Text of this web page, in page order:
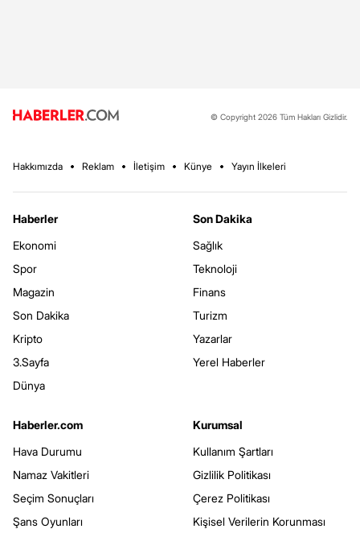
© Copyright 2026 Tüm Hakları Gizlidir.
Hakkımızda Reklam İletişim Künye Yayın İlkeleri
Haberler
Ekonomi
Spor
Magazin
Son Dakika
Kripto
3.Sayfa
Dünya
Son Dakika
Sağlık
Teknoloji
Finans
Turizm
Yazarlar
Yerel Haberler
Haberler.com
Hava Durumu
Namaz Vakitleri
Seçim Sonuçları
Şans Oyunları
Kurumsal
Kullanım Şartları
Gizlilik Politikası
Çerez Politikası
Kişisel Verilerin Korunması